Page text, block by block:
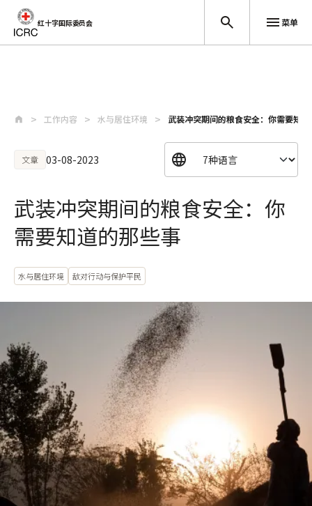
红十字国际委员会 菜单
工作内容 水与居住环境 武装冲突期间的粮食安全：你需要知
文章 03-08-2023
武装冲突期间的粮食安全：你
需要知道的那些事
水与居住环境 敌对行动与保护平民